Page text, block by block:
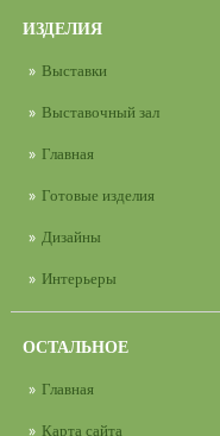
ИЗДЕЛИЯ
Выставки
Выставочный зал
Главная
Готовые изделия
Дизайны
Интерьеры
ОСТАЛЬНОЕ
Главная
Карта сайта